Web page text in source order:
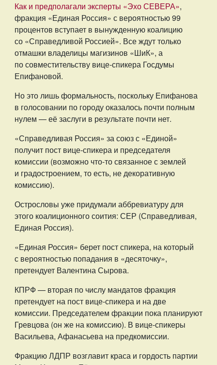
Как и предполагали эксперты «Эхо СЕВЕРА»,
фракция «Единая Россия» с вероятностью 99
процентов вступает в вынужденную коалицию
со «Справедливой Россией». Все ждут только
отмашки владелицы магизинов «ШиК», а
по совместительству вице-спикера Госдумы
Епифановой.
Но это лишь формальность, поскольку Епифанова
в голосовании по городу оказалось почти полным
нулем — её заслуги в результате почти нет.
«Справедливая Россия» за союз с «Единой»
получит пост вице-спикера и председателя
комиссии (возможно что-то связанное с землей
и градостроением, то есть, не декоративную
комиссию).
Острословы уже придумали аббревиатуру для
этого коалиционного соития: СЕР (Справедливая,
Единая Россия).
«Единая Россия» берет пост спикера, на который
с вероятностью попадания в «десяточку»,
претендует Валентина Сырова.
КПРФ — вторая по числу мандатов фракция
претендует на пост вице-спикера и на две
комиссии. Председателем фракции пока планируют
Гревцова (он же на комиссию). В вице-спикеры
Васильева, Афанасьева на предкомиссии.
Фракцию ЛДПР возглавит краса и гордость партии